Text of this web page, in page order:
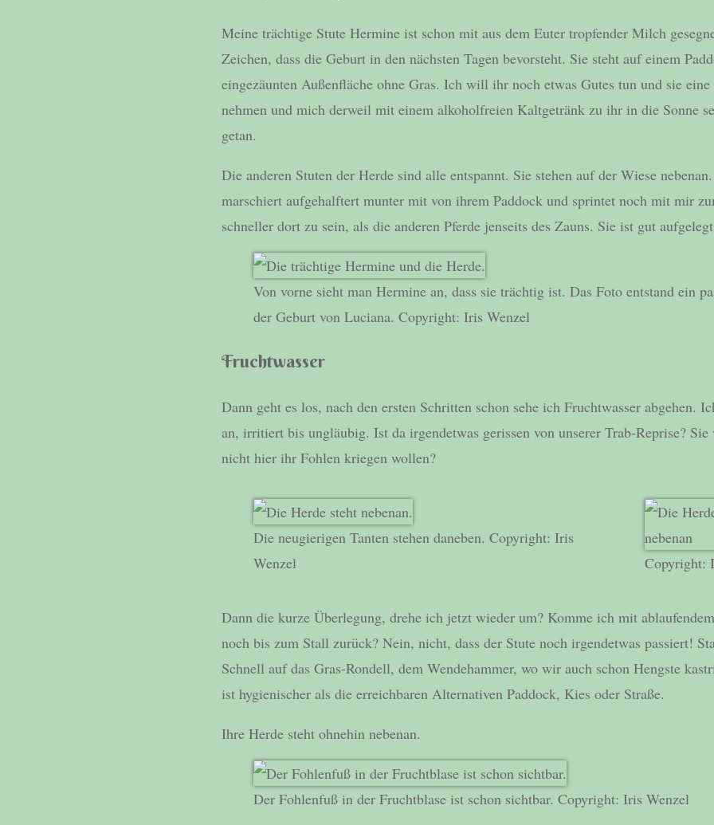
Meine trächtige Stute Hermine ist schon mit aus dem Euter tropfender Milch
Zeichen, dass die Geburt in den nächsten Tagen bevorsteht. Sie steht auf einem
eingezäunten Außenfläche ohne Gras. Ich will ihr noch etwas Gutes tun und sie eine
nehmen und mich derweil mit einem alkoholfreien Kaltgetränk zu ihr in die Sonne
getan.
Die anderen Stuten der Herde sind alle entspannt. Sie stehen auf der Wiese
marschiert aufgehalftert munter mit von ihrem Paddock und sprintet noch mit mir
schneller dort zu sein, als die anderen Pferde jenseits des Zauns. Sie ist gut
Von vorne sieht man Hermine an, dass sie trächtig ist. Das Foto entstand ein
der Geburt von Luciana. Copyright: Iris Wenzel
Fruchtwasser
Dann geht es los, nach den ersten Schritten schon sehe ich Fruchtwasser abgehen.
an, irritiert bis ungläubig. Ist da irgendetwas gerissen von unserer Trab-Reprise?
nicht hier ihr Fohlen kriegen wollen?
Die neugierigen Tanten stehen daneben. Copyright: Iris
Wenzel
Copyright:
Dann die kurze Überlegung, drehe ich jetzt wieder um? Komme ich mit
noch bis zum Stall zurück? Nein, nicht, dass der Stute noch irgendetwas passiert!
Schnell auf das Gras-Rondell, dem Wendehammer, wo wir auch schon Hengste
ist hygienischer als die erreichbaren Alternativen Paddock, Kies oder Straße.
Ihre Herde steht ohnehin nebenan.
Der Fohlenfuß in der Fruchtblase ist schon sichtbar. Copyright: Iris Wenzel